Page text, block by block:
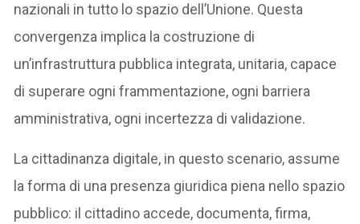
nazionali in tutto lo spazio dell’Unione. Questa
convergenza implica la costruzione di
un’infrastruttura pubblica integrata, unitaria, capace
di superare ogni frammentazione, ogni barriera
amministrativa, ogni incertezza di validazione.
La cittadinanza digitale, in questo scenario, assume
la forma di una presenza giuridica piena nello spazio
pubblico: il cittadino accede, documenta, firma,